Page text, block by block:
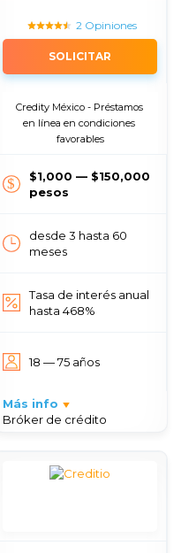
2 Opiniones
SOLICITAR
Credity México - Préstamos
en línea en condiciones
favorables
$1,000 — $150,000
pesos
desde 3 hasta 60
meses
Tasa de interés anual
hasta 468%
18 — 75 años
Más info
Bróker de crédito